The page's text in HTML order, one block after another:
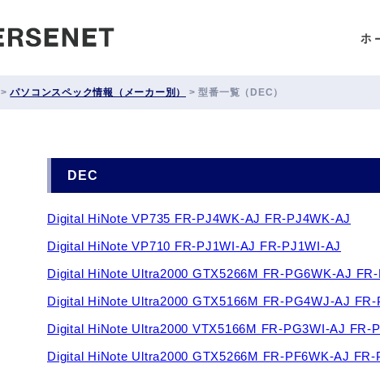
>パソコンスペック情報（メーカー別） >型番一覧（DEC）
DEC
Digital HiNote VP735 FR-PJ4WK-AJ FR-PJ4WK-AJ
Digital HiNote VP710 FR-PJ1WI-AJ FR-PJ1WI-AJ
Digital HiNote Ultra2000 GTX5266M FR-PG6WK-AJ
Digital HiNote Ultra2000 GTX5166M FR-PG4WJ-AJ FR-
Digital HiNote Ultra2000 VTX5166M FR-PG3WI-AJ FR-
Digital HiNote Ultra2000 GTX5266M FR-PF6WK-AJ FR-